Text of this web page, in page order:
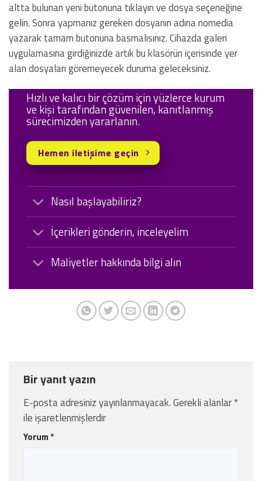
altta bulunan yeni butonuna tıklayın ve dosya seçeneğine
gelin. Sonra yapmanız gereken dosyanın adına nomedia
yazarak tamam butonuna basmalısınız. Cihazda galeri
uygulamasına girdiğinizde artık bu klasörün içerisinde yer
alan dosyaları göremeyecek duruma geleceksiniz.
Nasıl başlayabiliriz?
İçerikleri gönderin, inceleyelim
Maliyetler hakkında bilgi alın
Hızlı ve kalıcı bir çözüm için yüzlerce kurum
ve kişi tarafından güvenilen, kanıtlanmış
sürecimizden yararlanın.
Hemen iletişime geçin
Bir yanıt yazın
E-posta adresiniz yayınlanmayacak.Gerekli alanlar*
ile işaretlenmişlerdir
Yorum *